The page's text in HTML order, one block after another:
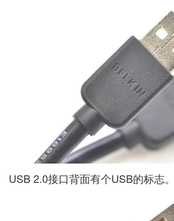
USB 2.0接口背面有个USB的标志。